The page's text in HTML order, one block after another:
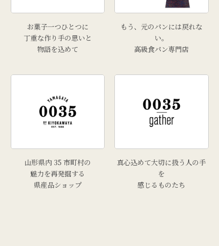
お菓子一つひとつに
丁重な作り手の思いと
物語を込めて
もう、元のパンには戻れな
い。
高級食パン専門店
山形県内 35 市町村の
魅力を再発掘する
県産品ショップ
真心込めて大切に扱う人の手
を
感じるものたち